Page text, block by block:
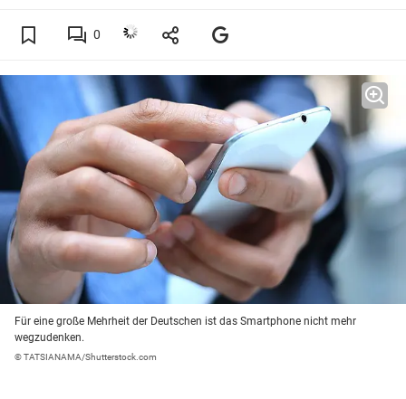
0
Für eine große Mehrheit der Deutschen ist das Smartphone nicht mehr
wegzudenken.
© TATSIANAMA/Shutterstock.com